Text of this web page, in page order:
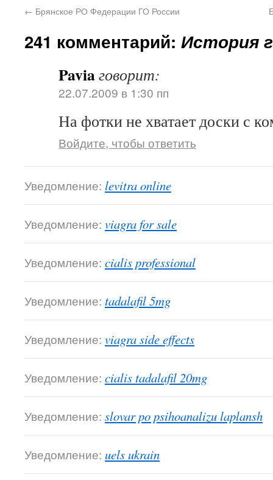
← Брянское РО Федерации ГО России
241 комментарий: История
Paviaговорит:
22.07.2009 в 1:30 пп
На фотки не хватает доски с
Войдите, чтобы ответить
Уведомление: levitra online
Уведомление: viagra for sale
Уведомление: cialis professional
Уведомление: tadalafil 5mg
Уведомление: viagra side effects
Уведомление: cialis tadalafil 20mg
Уведомление: slovar po psihoanalizu laplansh
Уведомление: uels ukrain